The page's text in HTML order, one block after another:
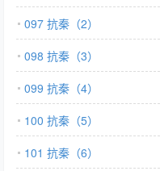
097 抗秦（2）
098 抗秦（3）
099 抗秦（4）
100 抗秦（5）
101 抗秦（6）